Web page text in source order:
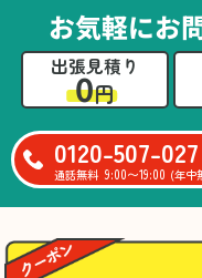
お気軽にお
出張見積り
0円
0120-507-027
通話無料 9:00〜19:00 (年中